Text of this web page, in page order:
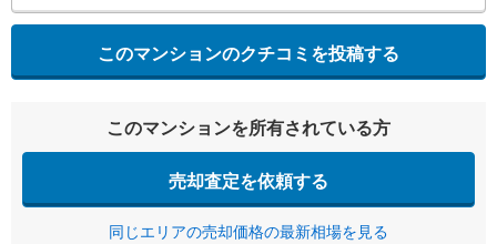
このマンションのクチコミを投稿する
このマンションを所有されている方
売却査定を依頼する
同じエリアの売却価格の最新相場を見る